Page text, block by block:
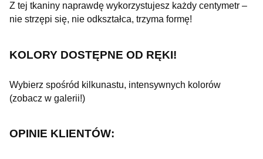
Z tej tkaniny naprawdę wykorzystujesz każdy centymetr –
nie strzępi się, nie odkształca, trzyma formę!
KOLORY DOSTĘPNE OD RĘKI!
Wybierz spośród kilkunastu, intensywnych kolorów
(zobacz w galerii!)
OPINIE KLIENTÓW: